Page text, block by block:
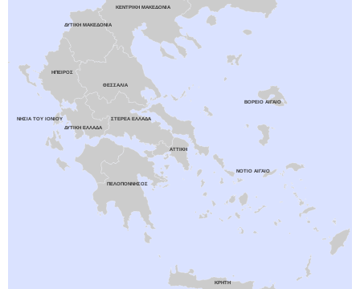
ΚΕΝΤΡΙΚΉ ΜΑΚΕΔΟΝΊΑ
ΔΥΤΙΚΉ ΜΑΚΕΔΟΝΊΑ
ΉΠΕΙΡΟΣ
ΘΕΣΣΑΛΊΑ
ΝΗΣΙΆ ΤΟΥ ΙΟΝΊΟΥ
ΔΥΤΙΚΉ ΕΛΛΆΔΑ
ΣΤΕΡΕΆ ΕΛΛΆΔΑ
ΑΤΤΙΚΉ
ΠΕΛΟΠΌΝΝΗΣΟΣ
ΒΌΡΕΙΟ ΑΙΓΑΊΟ
ΝΌΤΙΟ ΑΙΓΑΊΟ
ΚΡΉΤΗ